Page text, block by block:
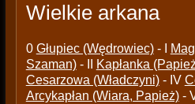
Wielkie arkana
0 Głupiec (Wędrowiec)- I
Szaman)- II Kapłanka
Cesarzowa (Władczyni)- IV
Arcykapłan (Wiara, Papież)-